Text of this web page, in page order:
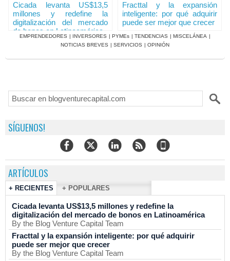
Cicada levanta US$13,5
millones y redefine la
digitalización del mercado
de bonos en Latinoamérica
Fracttal y la expansión
inteligente: por qué adquirir
puede ser mejor que crecer
EMPRENDEDORES | INVERSORES | PYMEs | TENDENCIAS | MISCELÁNEA |
NOTICIAS BREVES | SERVICIOS | OPINIÓN
SÍGUENOS!
ARTÍCULOS
+ RECIENTES + POPULARES
Cicada levanta US$13,5 millones y redefine la
digitalización del mercado de bonos en Latinoamérica
By the Blog Venture Capital Team
Fracttal y la expansión inteligente: por qué adquirir
puede ser mejor que crecer
By the Blog Venture Capital Team